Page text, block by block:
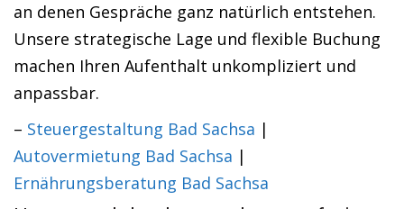
an denen Gespräche ganz natürlich entstehen.
Unsere strategische Lage und flexible Buchung
machen Ihren Aufenthalt unkompliziert und
anpassbar.
– Steuergestaltung Bad Sachsa |
Autovermietung Bad Sachsa |
Ernährungsberatung Bad Sachsa